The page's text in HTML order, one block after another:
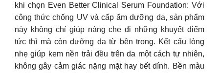
khi chọn Even Better Clinical Serum Foundation: Với
công thức chống UV và cấp ẩm dưỡng da, sản phẩm
này không chỉ giúp nàng che đi những khuyết điểm
tức thì mà còn dưỡng da từ bên trong. Kết cấu lỏng
nhẹ giúp kem nền trải đều trên da một cách tự nhiên,
không gây cảm giác nặng mặt hay bết dính. Bền màu